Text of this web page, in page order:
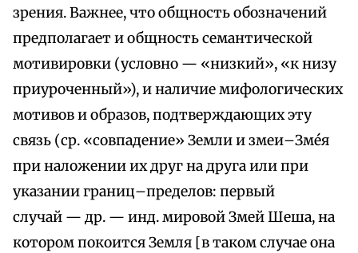
зрения. Важнее, что общность обозначений
предполагает и общность семантической
мотивировки (условно — «низкий», «к низу
приуроченный»), и наличие мифологических
мотивов и образов, подтверждающих эту
связь (ср. «совпадение» Земли и змеи–Зме́я
при наложении их друг на друга или при
указании границ–пределов: первый
случай — др. — инд. мировой Змей Шеша, на
котором покоится Земля [в таком случае она